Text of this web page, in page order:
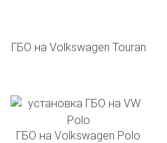
ГБО на Volkswagen Touran
ГБО на Volkswagen Polo